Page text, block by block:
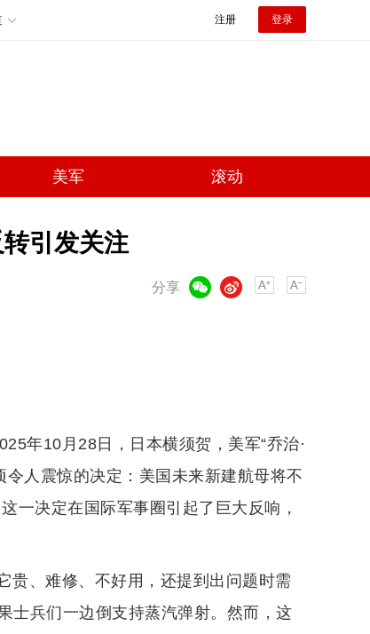
注册 登录
美军 滚动
引发关注
分享
微博
年10月28日，日本横须贺，美军“乔治·
人震惊的决定：美国未来新建航母将不
一决定在国际军事圈引起了巨大反响，
贵、难修、不好用，还提到出问题时需
士兵们一边倒支持蒸汽弹射。然而，这